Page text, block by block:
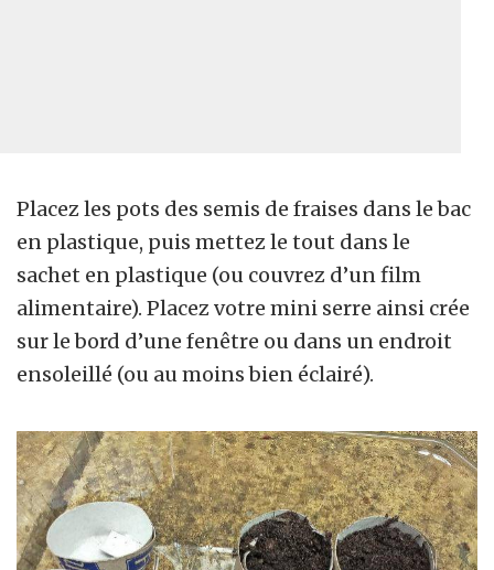
Placez les pots des semis de fraises dans le bac
en plastique, puis mettez le tout dans le
sachet en plastique (ou couvrez d’un film
alimentaire). Placez votre mini serre ainsi crée
sur le bord d’une fenêtre ou dans un endroit
ensoleillé (ou au moins bien éclairé).